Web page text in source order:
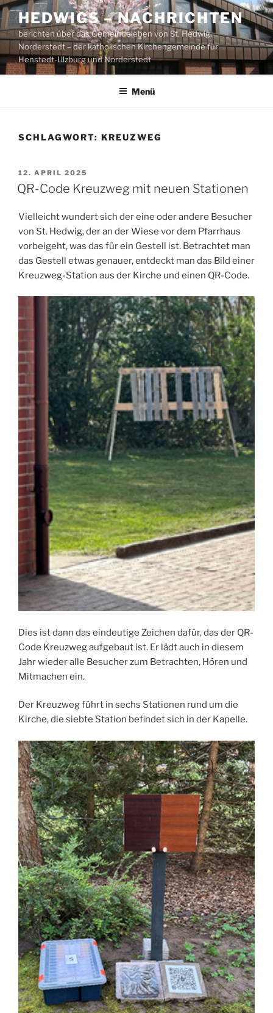
Zum
Inhalt
springen
HEDWIGS – NACHRICHTEN
berichten über das Gemeindeleben von St. Hedwig,
Norderstedt – der katholischen Kirchengemeinde für
Henstedt-Ulzburg und Norderstedt
Menü
SCHLAGWORT: KREUZWEG
VERÖFFENTLICHT
AM
12. APRIL 2025
QR-Code Kreuzweg mit neuen Stationen
Vielleicht wundert sich der eine oder andere Besucher
von St. Hedwig, der an der Wiese vor dem Pfarrhaus
vorbeigeht, was das für ein Gestell ist. Betrachtet man
das Gestell etwas genauer, entdeckt man das Bild einer
Kreuzweg-Station aus der Kirche und einen QR-Code.
Dies ist dann das eindeutige Zeichen dafür, das der QR-
Code Kreuzweg aufgebaut ist. Er lädt auch in diesem
Jahr wieder alle Besucher zum Betrachten, Hören und
Mitmachen ein.
Der Kreuzweg führt in sechs Stationen rund um die
Kirche, die siebte Station befindet sich in der Kapelle.